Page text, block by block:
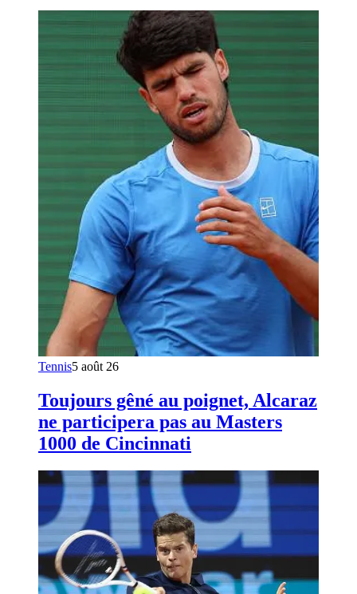
Tennis5 août 26
Toujours gêné au poignet, Alcaraz
ne participera pas au Masters
1000 de Cincinnati